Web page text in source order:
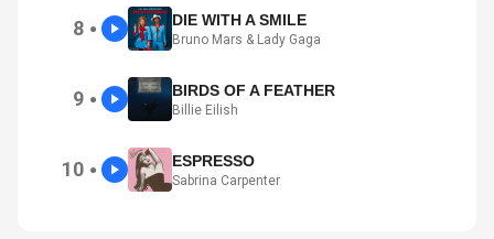
8 ● DIE WITH A SMILE
Bruno Mars & Lady Gaga
9 ● BIRDS OF A FEATHER
Billie Eilish
10 ● ESPRESSO
Sabrina Carpenter